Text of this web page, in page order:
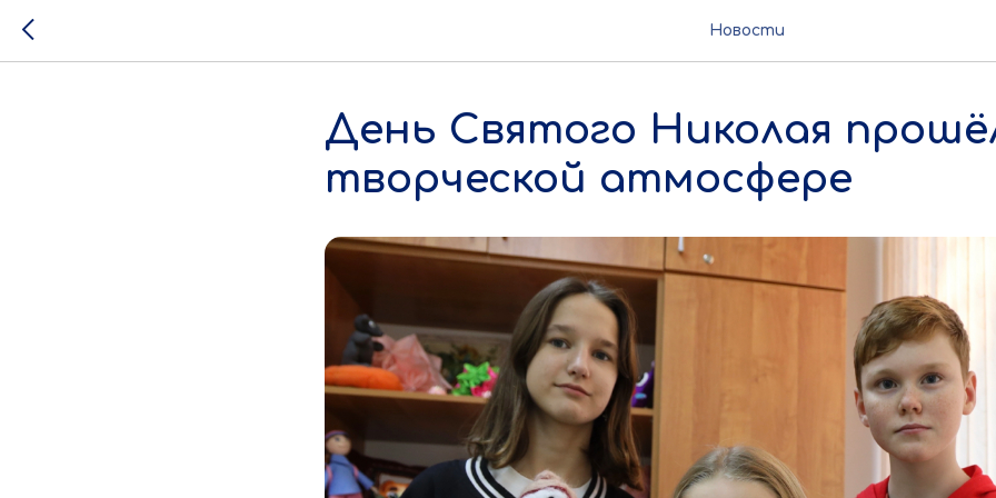
Новости
День Святого Николая
творческой атмосфере